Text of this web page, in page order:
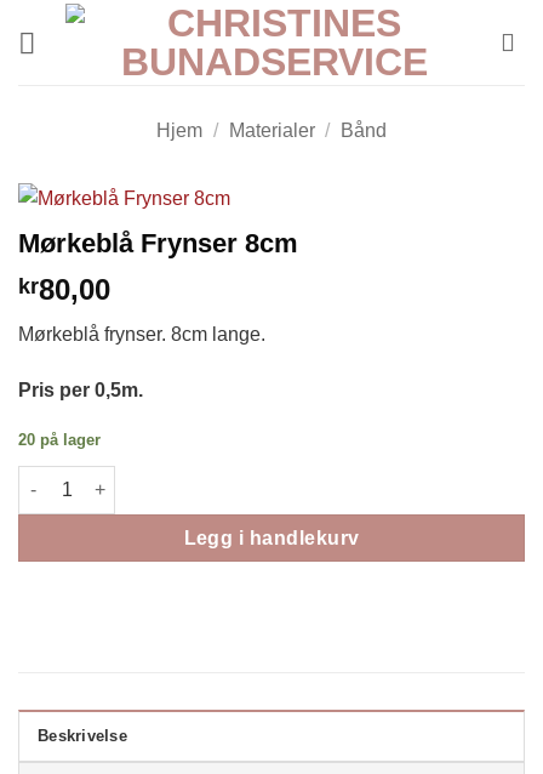
Hjem / Materialer / Bånd
Mørkeblå Frynser 8cm
kr80,00
Mørkeblå frynser. 8cm lange.
Pris per 0,5m.
20 på lager
Mørkeblå Frynser 8cm antall
Legg i handlekurv
Beskrivelse